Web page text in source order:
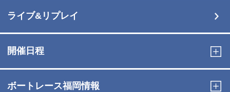
ライブ&リプレイ
開催日程
ボートレース福岡情報